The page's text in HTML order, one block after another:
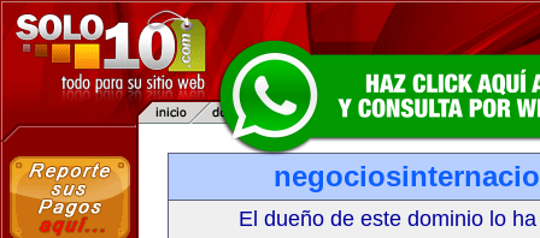
El dueño de este dominio lo